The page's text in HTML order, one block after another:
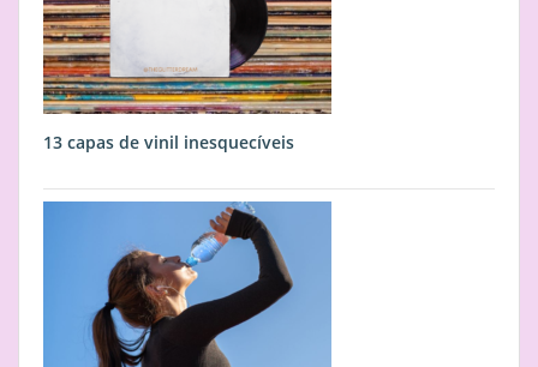
13 capas de vinil inesquecíveis